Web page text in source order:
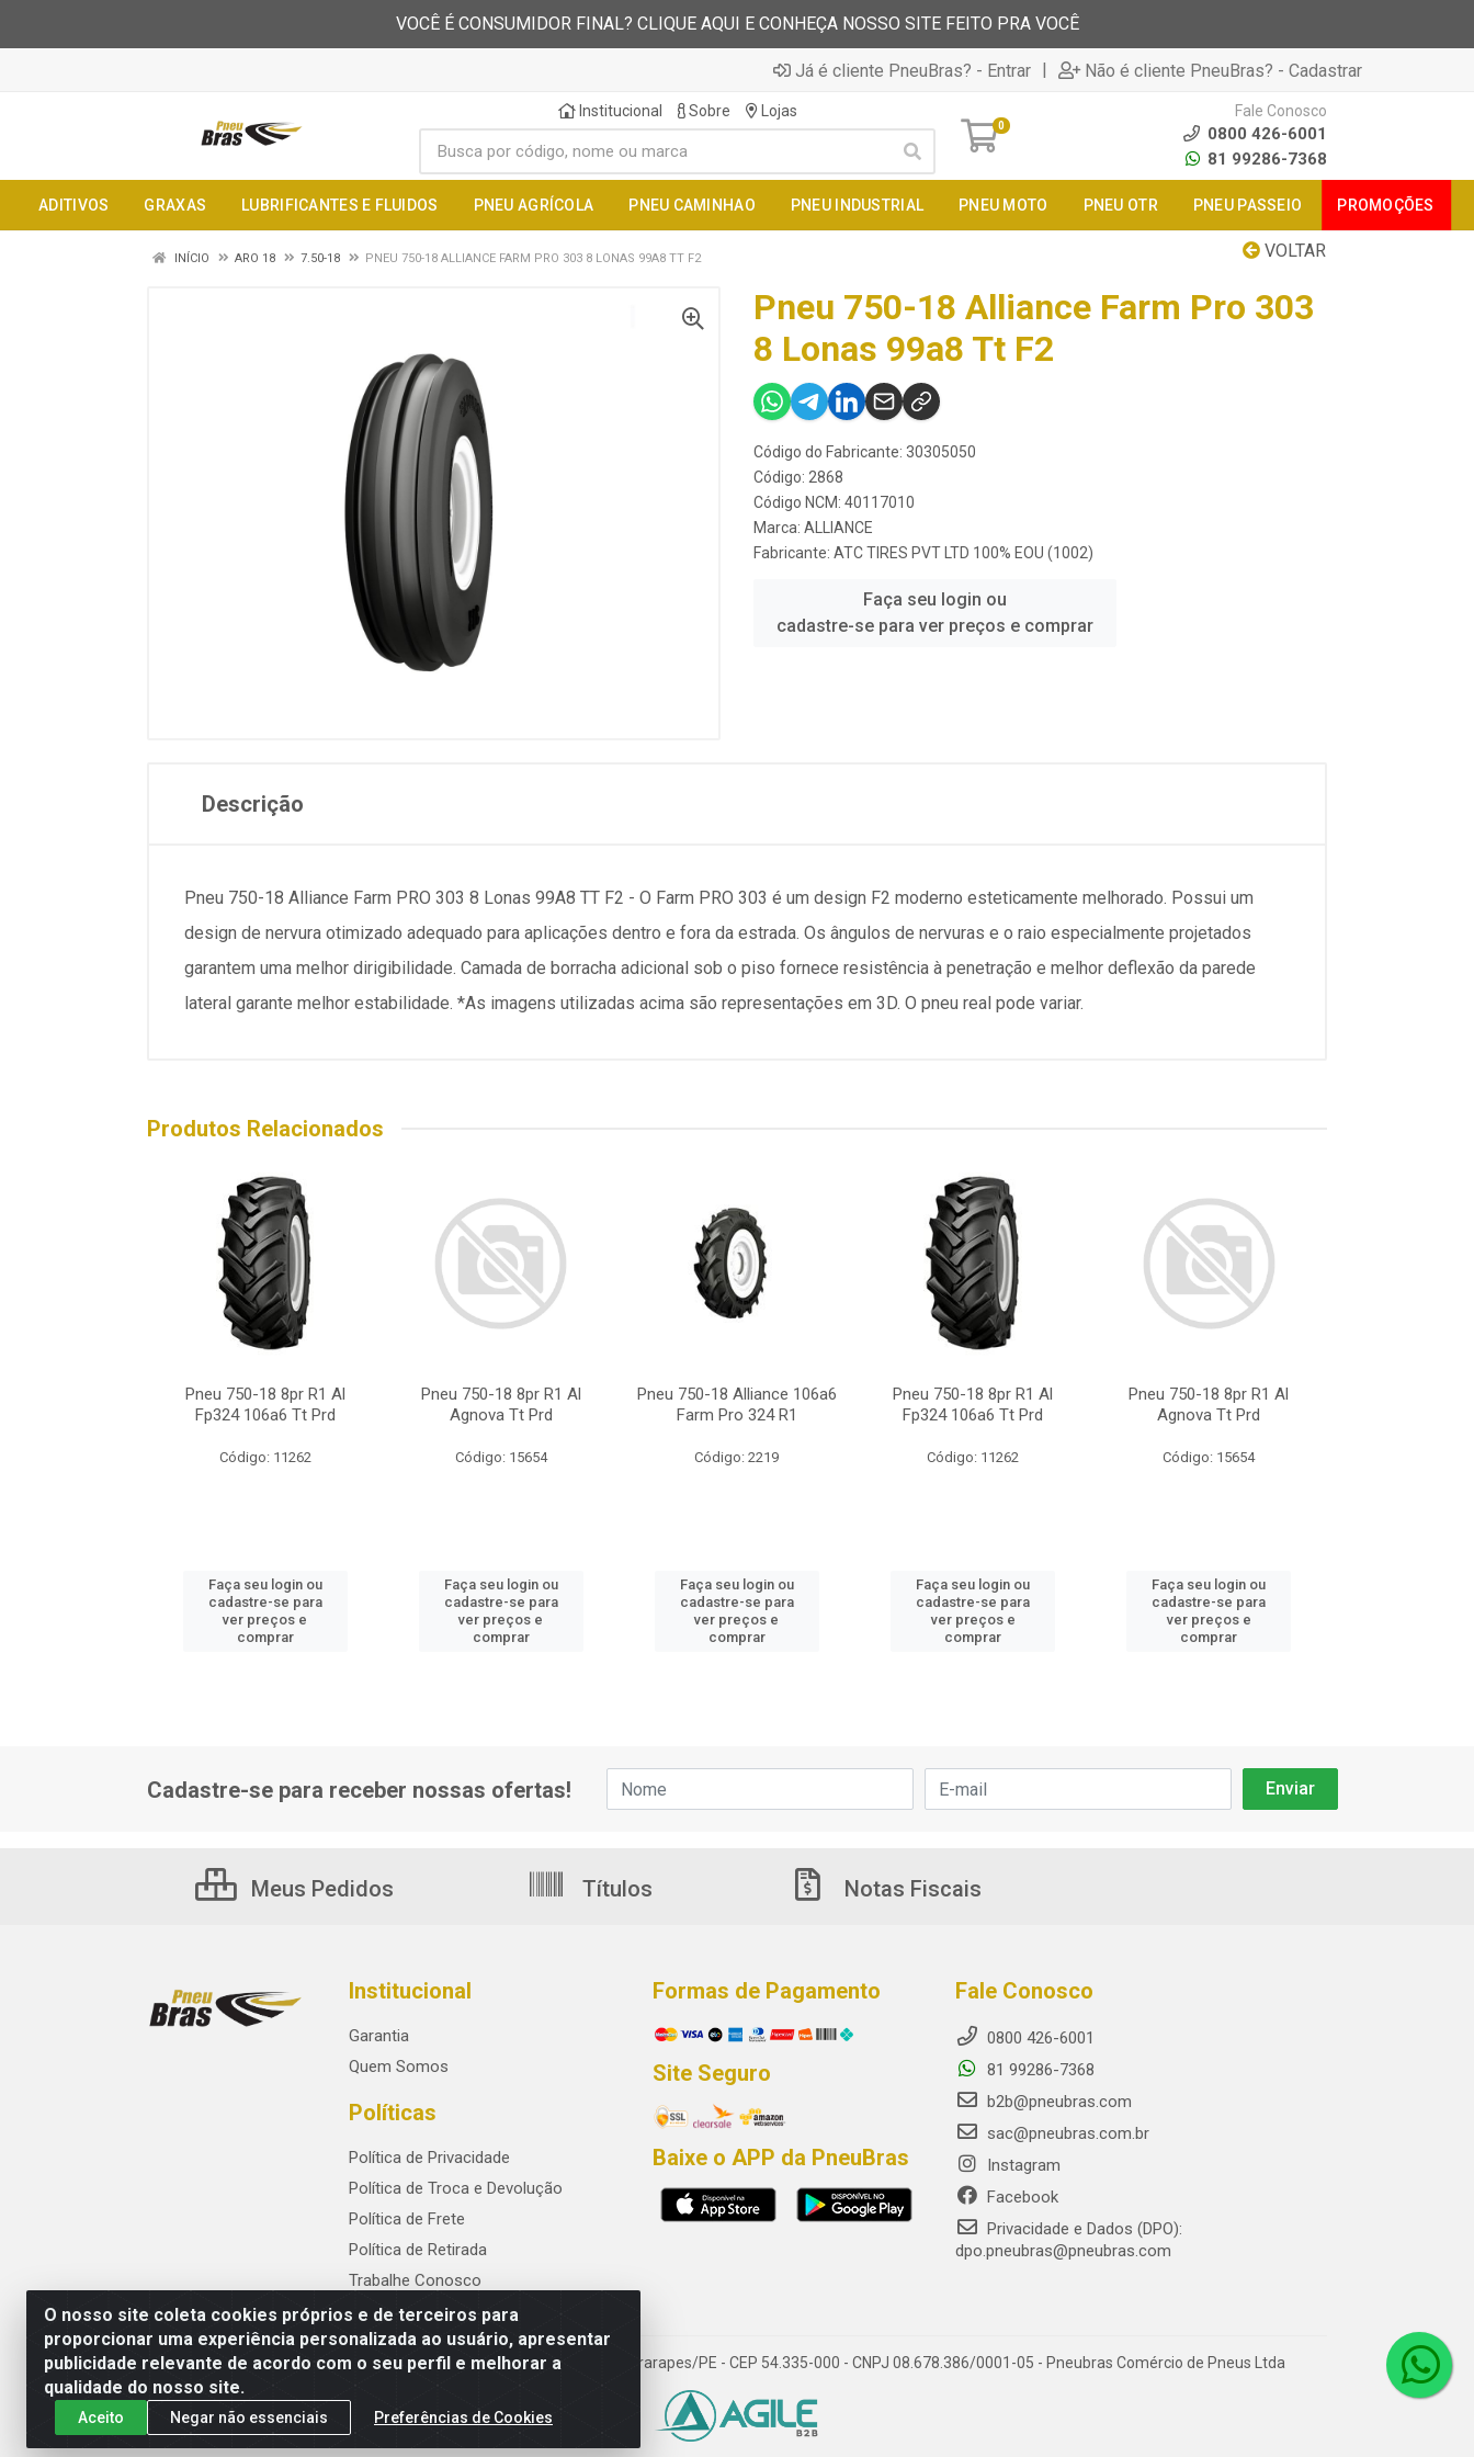
VOCÊ É CONSUMIDOR FINAL? CLIQUE AQUI E CONHEÇA NOSSO SITE FEITO PRA VOCÊ
Já é cliente PneuBras? - Entrar | Não é cliente PneuBras? - Cadastrar
Institucional Sobre Lojas
0
Fale Conosco
0800 426-6001
81 99286-7368
ADITIVOS GRAXAS LUBRIFICANTES E FLUIDOS PNEU AGRÍCOLA PNEU CAMINHAO PNEU INDUSTRIAL PNEU MOTO PNEU OTR PNEU PASSEIO PROMOÇÕES
VOLTAR
INÍCIO ARO 18 7.50-18 PNEU 750-18 ALLIANCE FARM PRO 303 8 LONAS 99A8 TT F2
Pneu 750-18 Alliance Farm Pro 303
8 Lonas 99a8 Tt F2
Código do Fabricante: 30305050
Código: 2868
Código NCM: 40117010
Marca: ALLIANCE
Fabricante: ATC TIRES PVT LTD 100% EOU (1002)
Faça seu login ou
cadastre-se para ver preços e comprar
Descrição
Pneu 750-18 Alliance Farm PRO 303 8 Lonas 99A8 TT F2 - O Farm PRO 303 é um design F2 moderno esteticamente melhorado. Possui um
design de nervura otimizado adequado para aplicações dentro e fora da estrada. Os ângulos de nervuras e o raio especialmente projetados
garantem uma melhor dirigibilidade. Camada de borracha adicional sob o piso fornece resistência à penetração e melhor deflexão da parede
lateral garante melhor estabilidade. *As imagens utilizadas acima são representações em 3D. O pneu real pode variar.
Produtos Relacionados
Pneu 750-18 8pr R1 Al
Fp324 106a6 Tt Prd
Código: 11262
Faça seu login ou
cadastre-se para
ver preços e
comprar
Pneu 750-18 8pr R1 Al
Agnova Tt Prd
Código: 15654
Faça seu login ou
cadastre-se para
ver preços e
comprar
Pneu 750-18 Alliance 106a6
Farm Pro 324 R1
Código: 2219
Faça seu login ou
cadastre-se para
ver preços e
comprar
Pneu 750-18 8pr R1 Al
Fp324 106a6 Tt Prd
Código: 11262
Faça seu login ou
cadastre-se para
ver preços e
comprar
Pneu 750-18 8pr R1 Al
Agnova Tt Prd
Código: 15654
Faça seu login ou
cadastre-se para
ver preços e
comprar
O nosso site coleta cookies próprios e de terceiros para
proporcionar uma experiência personalizada ao usuário, apresentar
publicidade relevante de acordo com o seu perfil e melhorar a
qualidade do nosso site.
Aceito Negar não essenciais Preferências de Cookies
Cadastre-se para receber nossas ofertas!
Meus Pedidos Títulos Notas Fiscais
Institucional
Garantia
Quem Somos
Políticas
Política de Privacidade
Política de Troca e Devolução
Política de Frete
Política de Retirada
Trabalhe Conosco
Formas de Pagamento
Site Seguro
Baixe o APP da PneuBras
Fale Conosco
0800 426-6001
81 99286-7368
b2b@pneubras.com
sac@pneubras.com.br
Instagram
Facebook
Privacidade e Dados (DPO):
dpo.pneubras@pneubras.com
PneuBras - Rodovia BR-101, KM 82 - Prazeres, Jaboatão dos Guararapes/PE - CEP 54.335-000 - CNPJ 08.678.386/0001-05 - Pneubras Comércio de Pneus Ltda